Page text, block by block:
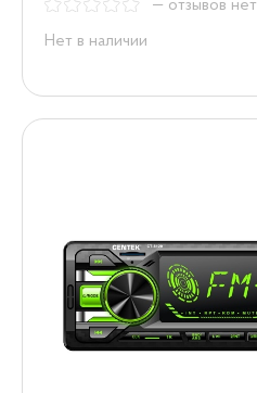
— отзывов нет
Нет в наличии